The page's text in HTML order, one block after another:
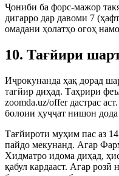
Ҷониби ба форс-мажор
дигарро дар давоми 7
омадани ҳолатҳо огоҳ
10. Тағйири
Иҷрокунанда ҳақ дорад
тағйир диҳад. Таҳрири
zoomda.uz/offer дастрас
болоии ҳуҷҷат нишон дода
Тағйироти муҳим пас аз
пайдо мекунанд. Агар
Хидматро идома диҳад,
қабул кардааст. Агар